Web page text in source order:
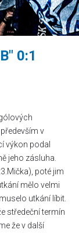
0:1
v
výkon podal
jeho zásluha.
poté jim
mělo velmi
utkání líbit.
středeční termín
že v další